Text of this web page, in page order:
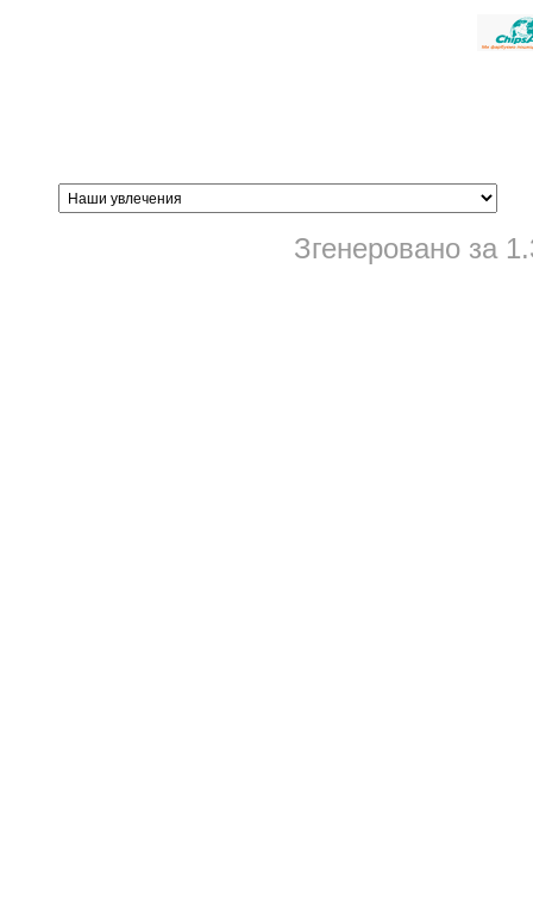
Згенеровано за